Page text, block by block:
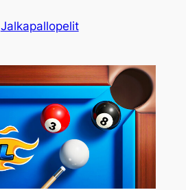
Jalkapallopelit